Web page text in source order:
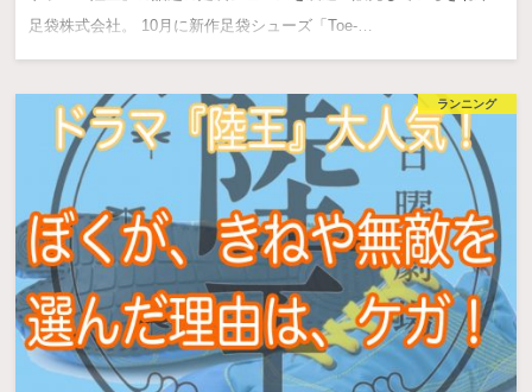
足袋株式会社。 10月に新作足袋シューズ「Toe-…
ランニング